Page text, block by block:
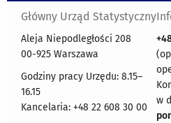
Główny Urząd Statystyczny
Aleja Niepodległości 208
00-925 Warszawa
Godziny pracy Urzędu: 8.15–
16.15
Kancelaria: +48 22 608 30 00
w